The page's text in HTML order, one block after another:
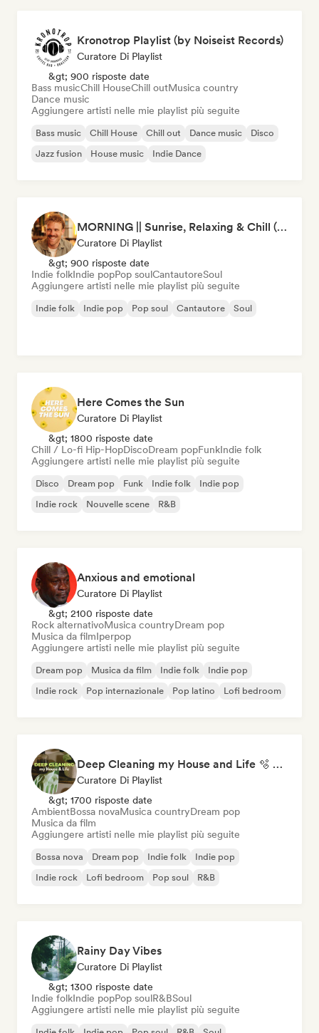
Kronotrop Playlist (by Noiseist Records)
Curatore Di Playlist
&gt; 900 risposte date
Bass musicChill HouseChill outMusica country
Dance music
Aggiungere artisti nelle mie playlist più seguite
Bass music Chill House Chill out Dance music
Disco
Jazz fusion
House music Indie Dance
MORNING || Sunrise, Relaxing & Chill (by Beau van Leeuwen)
Curatore Di Playlist
&gt; 900 risposte date
Indie folkIndie popPop soulCantautoreSoul
Aggiungere artisti nelle mie playlist più seguite
Indie folk Indie pop Pop soul Cantautore Soul
Here Comes the Sun
Curatore Di Playlist
&gt; 1800 risposte date
Chill / Lo-fi Hip-HopDiscoDream popFunkIndie folk
Aggiungere artisti nelle mie playlist più seguite
Disco Dream pop Funk Indie folk
Indie pop
Indie rock
Nouvelle scene R&B
Anxious and emotional
Curatore Di Playlist
&gt; 2100 risposte date
Rock alternativoMusica countryDream pop
Musica da filmIperpop
Aggiungere artisti nelle mie playlist più seguite
Dream pop Musica da film Indie folk
Indie pop
Indie rock
Pop internazionale Pop latino Lofi bedroom
Deep Cleaning my House and Life 🫧 Bedroom Pop & Indie Pop
Curatore Di Playlist
&gt; 1700 risposte date
AmbientBossa novaMusica countryDream pop
Musica da film
Aggiungere artisti nelle mie playlist più seguite
Bossa nova Dream pop Indie folk
Indie pop
Indie rock
Lofi bedroom Pop soul R&B
Rainy Day Vibes
Curatore Di Playlist
&gt; 1300 risposte date
Indie folkIndie popPop soulR&BSoul
Aggiungere artisti nelle mie playlist più seguite